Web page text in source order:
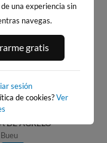
DE AGRELO
una experiencia sin
navegas.
gratis
sesión
de cookies?Ver